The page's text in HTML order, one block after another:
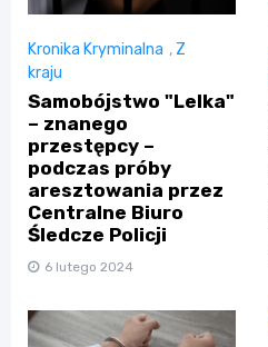
Kronika Kryminalna , Z
kraju
Samobójstwo "Lelka"
– znanego
przestępcy –
podczas próby
aresztowania przez
Centralne Biuro
Śledcze Policji
6 lutego 2024